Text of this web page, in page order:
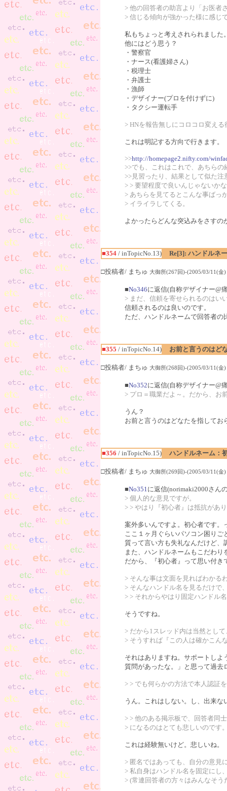
> 他の回答者の助言より「お医者
> 信じる傾向が強かった様に感じ
私もちょっと考えされられました
他にはどう思う？
・警察官
・ナース(看護婦さん)
・税理士
・弁護士
・漁師
・デザイナー(プロを付けずに)
・タクシー運転手
> HNを報告無しにコロコロ変え
これは明記する方向で行きます。
>>http://homepage2.nifty.com/
>>でも、これはこれで、あちら
>>見習ったり、結果として似た
> > 要望程度で良いんじゃないか
> あちらを見てるとこんな事ばっ
> イライラしてくる。
よかったらどんな突込みをさすの
■354 / inTopicNo.13) Re[3]: ハンドルネ
□投稿者/ まちゅ 大御所(267回)-(2005/03/11(金
■No346に返信(自称デザイナー@
> まだ、信頼を寄せられるのはい
信頼されるのは良いのです。
ただ、ハンドルネームで回答者
■355 / inTopicNo.14) お前と言うのはど
□投稿者/ まちゅ 大御所(268回)-(2005/03/11(金
■No352に返信(自称デザイナー@
> プロ＝職業だよ～。だから、お
うん？
お前と言うのはどなたを指してお
■356 / inTopicNo.15) ハンドルネーム：
□投稿者/ まちゅ 大御所(269回)-(2005/03/11(金
■No351 に返信(norimaki2000さん
> 個人的な意見ですが。
> > やはり『初心者』は抵抗があ
案外多いんですよ。初心者です。
ここ１ヶ月ぐらいパソコン困り
質って言い方も失礼なんだけど、
また、ハンドルネームもこだわ
だから、『初心者』って思い付
> そんな事は文面を見ればわかる
> そんなハンドル名を見るだけで
> > それからやはり固定ハンドル
そうですね。
> だから1スレッド内は当然とし
> そうすれば『この人は確かこん
それはありますね。サポートし
質問があったな。」と思って過去
> > でも何らかの方法で本人認証
うん。これはしない。し、出来な
> > 他のある掲示板で、回答者同
> になるのはとても悲しいのです
これは経験無いけど。悲しいね。
> 匿名ではあっても、自分の意見
> 私自身はハンドル名を固定にし
> (常連回答者の方々はみんなそう